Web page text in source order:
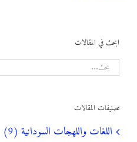
ابحث في المقالات
البحث
عن:
تصنيفات المقالات
اللغات واللهجات السودانية (9)